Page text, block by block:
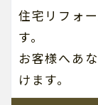
住宅リフォ
す。
お客様へあ
けます。